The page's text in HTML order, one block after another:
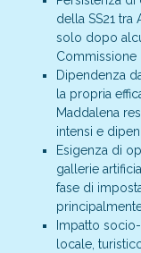
della SS21
solo dopo
Commissione
Dipendenza
la propria
Maddalena
intensi e
Esigenza di
gallerie
fase di
Impatto
locale,